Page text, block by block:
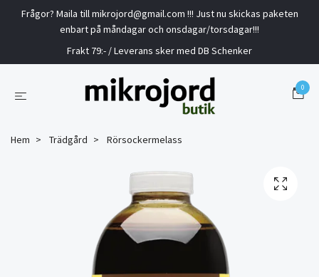
Frågor? Maila tillmikrojord@gmail.com !!! Just nu skickas paketen
enbart på måndagar och onsdagar/torsdagar!!!
Frakt 79:- / Leverans sker med DB Schenker
0
Hem Trädgård Rörsockermelass